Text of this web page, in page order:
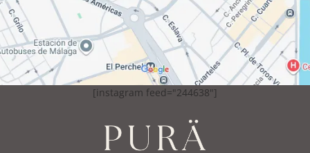
[instagram feed="244638"]